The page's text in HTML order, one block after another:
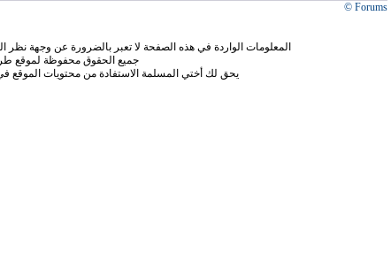
Forums ©
المعلومات الواردة في هذه الصفحة لا تعبر بالضرورة عن وجهة نظر
جميع الحقوق محفوظة لموقع
يحق لك أختي المسلمة الاستفادة من محتويات الموقع